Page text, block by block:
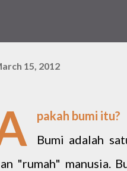
15, 2012
pakah bumi itu?
Bumi adalah
"rumah" manusia.